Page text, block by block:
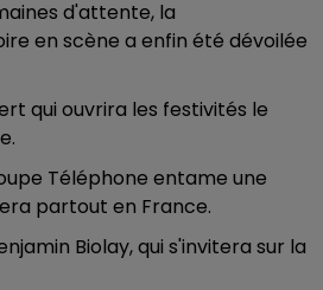
d'attente, la
en scène a enfin été dévoilée
qui ouvrira les festivités le
Téléphone entame une
partout en France.
Biolay, qui s'invitera sur la